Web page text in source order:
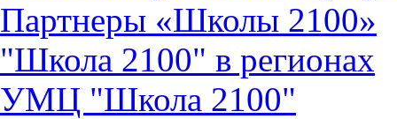
Партнеры «Школы 2100»
"Школа 2100" в регионах
УМЦ "Школа 2100"